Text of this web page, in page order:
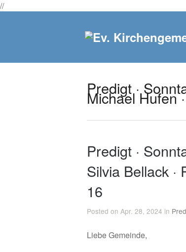
//
Predigt ·
Michael Hufen
Predigt ·
Silvia Bellack ·
16
Posted on Apr. 28, 2024 in
Liebe Gemeinde,